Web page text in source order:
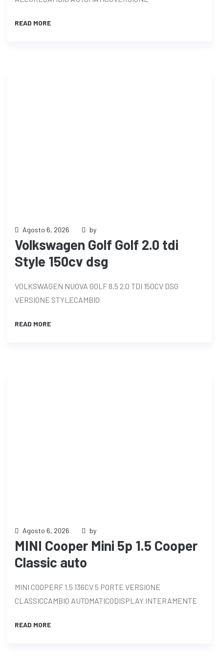
READ MORE
Agosto 6, 2026 by
Volkswagen Golf Golf 2.0 tdi
Style 150cv dsg
VOLKSWAGEN NUOVA GOLF 8.5 2.0 TDI 150CV DSG
VERSIONE STYLECAMBIO
READ MORE
Agosto 6, 2026 by
MINI Cooper Mini 5p 1.5 Cooper
Classic auto
MINI COOPERF 1.5 136CV 5 PORTE VERSIONE
CLASSICCAMBIO AUTOMATICODISPLAY INTERAMENTE
READ MORE